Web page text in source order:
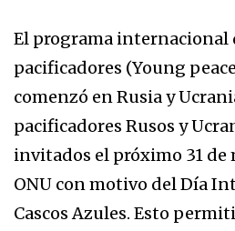
El programa internacional
pacificadores (Young
comenzó en Rusia y
pacificadores Rusos y
invitados el próximo 31 de
ONU con motivo del Día
Cascos Azules. Esto